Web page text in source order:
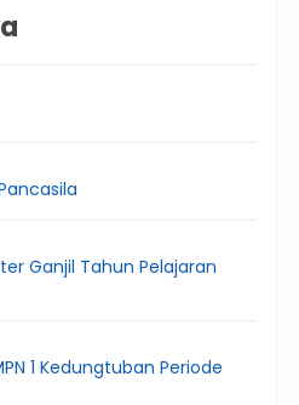
Ganjil Tahun Pelajaran
1 Kedungtuban Periode